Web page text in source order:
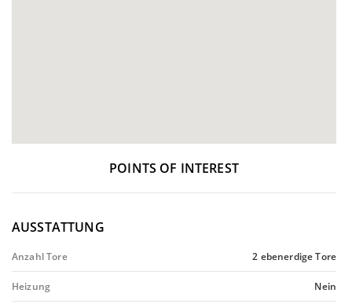
POINTS OF INTEREST
AUSSTATTUNG
Anzahl Tore 2 ebenerdige Tore
Heizung Nein